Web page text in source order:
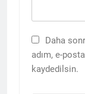
Daha
adım, e-
kaydedilsin.